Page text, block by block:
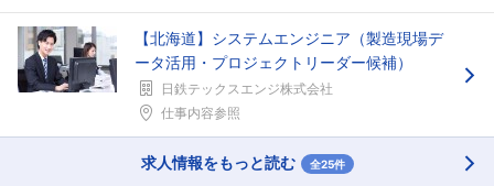
【北海道】システムエンジニア（製造現場デ
ータ活用・プロジェクトリーダー候補）
日鉄テックスエンジ株式会社
仕事内容参照
求人情報をもっと読む 全25件